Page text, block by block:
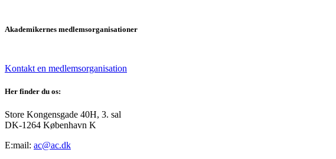
Akademikernes medlemsorganisationer
Kontakt en medlemsorganisation
Her finder du os:
Store Kongensgade 40H, 3. sal
DK-1264 København K
E:mail: ac@ac.dk